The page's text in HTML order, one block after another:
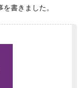
書きました。